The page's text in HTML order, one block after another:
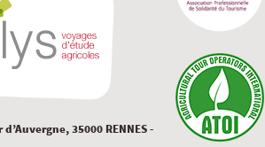
35000 RENNES -